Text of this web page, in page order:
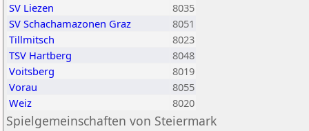
SV Liezen
8035
SV Schachamazonen Graz
8051
Tillmitsch
8023
TSV Hartberg
8048
Voitsberg
8019
Vorau
8055
Weiz
8020
Spielgemeinschaften von Steiermark